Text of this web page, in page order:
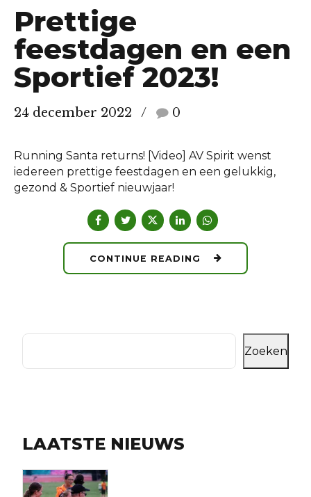
Prettige
feestdagen en een
Sportief 2023!
24 december 2022 0
Running Santa returns! [Video] AV Spirit wenst
iedereen prettige feestdagen en een gelukkig,
gezond & Sportief nieuwjaar!
CONTINUE READING
Zoeken
LAATSTE NIEUWS